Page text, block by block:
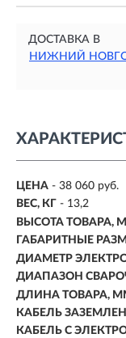
ДОСТАВКА В
НИЖНИЙ
ЦЕНА - 38 060 руб.
ВЕС, КГ - 13,2
ВЫСОТА ТОВАРА,
ГАБАРИТНЫЕ
ДИАМЕТР
ДИАПАЗОН
ДЛИНА ТОВАРА,
КАБЕЛЬ
КАБЕЛЬ С